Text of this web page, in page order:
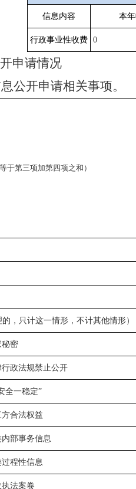
信息内容 本
行政事业性收费 0
申请情况
公开申请相关事项。
于第三项加第四项之和）
，只计这一情形，不计其他情形）
秘密
政法规禁止公开
全一稳定”
合法权益
内部事务信息
过程性信息
执法案卷